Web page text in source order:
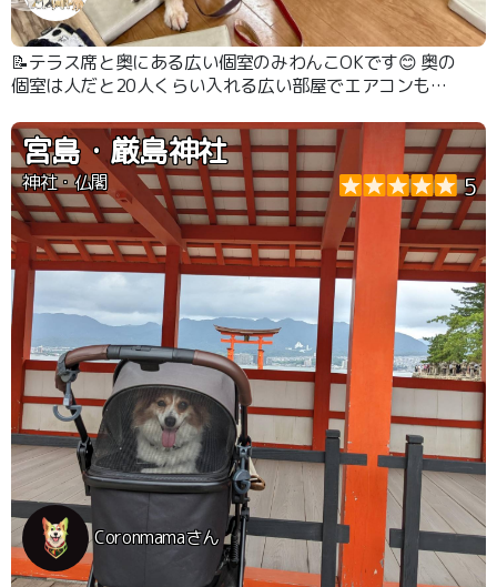
📝テラス席と奥にある広い個室のみわんこOKです😊 奥の
個室は人だと20人くらい入れる広い部屋でエアコンも完
りませんでした🥰
宮島・厳島神社
神社・仏閣 5
Coronmamaさん